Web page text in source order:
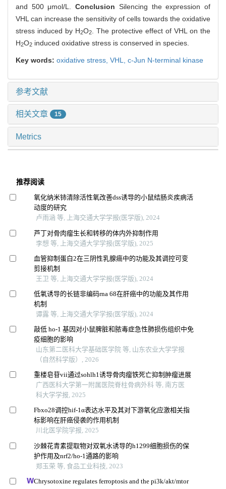
and 500 μmol/L.Conclusion Silencing the expression of
VHL can increase the sensitivity of cells towards the oxidative
stress induced by H2O2
. The protective effect of VHL on the
H2O2 induced oxidative stress is conserved in species.
Key words: oxidative stress, VHL, c-Jun N-terminal kinase
参考文献
相关文章 15
Metrics
推荐阅读
氧化纳米铈清除活性氧改善dss诱导的小鼠结肠炎疾病活
动度的研究
卢雨涵 等, 上海交通大学学报(医学版), 2024
芦丁对骨肉瘤生长和转移的体内外抑制作用
李想 等, 上海交通大学学报(医学版), 2025
血管抑制蛋白2在三阴性乳腺癌中的功能及其调控可变
剪接机制
王卫 等, 上海交通大学学报(医学版), 2024
低氧诱导的长链非编码rna 68在肝癌中的功能及其作用
机制
谭露 等, 上海交通大学学报(医学版), 2024
敲低 ho-1 基因对小鼠脾脏和脓毒症急性肺损伤组织中免
疫细胞的影响
山东第二医科大学基础医学院 等, 山东农业大学学报
（自然科学版）, 2026
重楼皂苷vii通过sohlh1诱导骨肉瘤铁死亡抑制肿瘤进展
广西医科大学第一附属医院脊柱骨病外科 等, 南方医
科大学学报, 2025
Fbxo28调控hif-1α表达水平及其对下游氧化应激相关指
标影响在肝癌侵袭的作用机制
川北医学院学报, 2025
沙棘花青素提取物对双氧水诱导的h1299细胞损伤的保
护作用及nrf2/ho-1通路的影响
郑玉荣 等, 食品工业科技, 2023
Chrysotoxine regulates ferroptosis and the pi3k/akt/mtor